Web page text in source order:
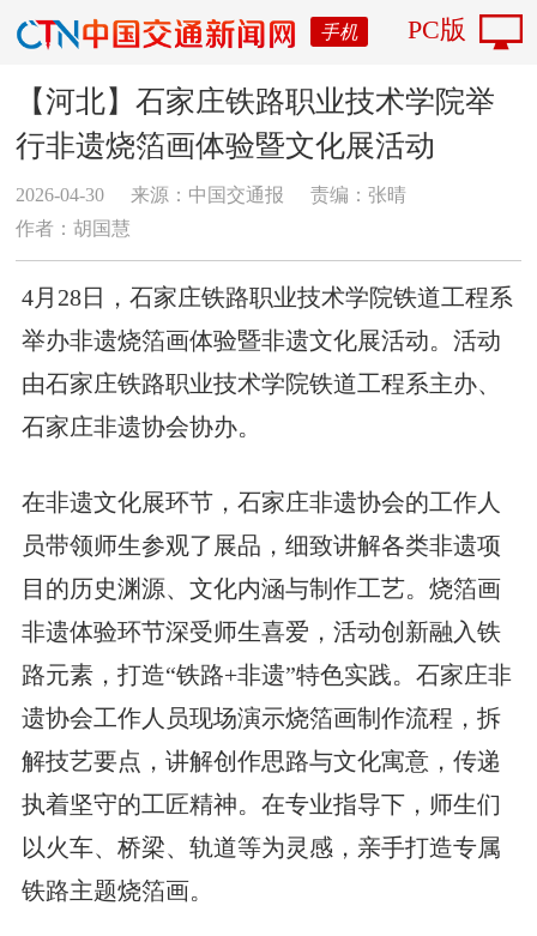
手机 PC版
【河北】石家庄铁路职业技术学院举
行非遗烧箔画体验暨文化展活动
2026-04-30 来源：中国交通报
责编：张晴
作者：胡国慧
4月28日， 石家庄铁路职业技术学院铁道工程系
举办非遗烧箔画体验暨非遗文化展活动。活动
由石家庄铁路职业技术学院铁道工程系主办、
石家庄非遗协会协办。
在非遗文化展环节，石家庄非遗协会的工作人
员带领师生参观了展品，细致讲解各类非遗项
目的历史渊源、文化内涵与制作工艺。 烧箔画
非遗体验环节深受师生喜爱，活动创新融入铁
路元素，打造“铁路+非遗”特色实践。石家庄非
遗协会工作人员现场演示烧箔画制作流程，拆
解技艺要点，讲解创作思路与文化寓意，传递
执着坚守的工匠精神。在专业指导下，师生们
以火车、桥梁、轨道等为灵感，亲手打造专属
铁路主题烧箔画。